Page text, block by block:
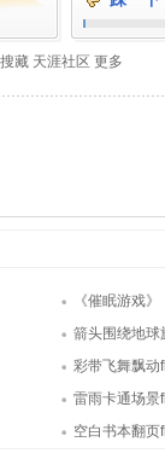
藏 天涯社区 更多
《催眠游戏
箭头围绕地球
彩带飞舞飘动
雷雨卡通场景
空白书本翻页